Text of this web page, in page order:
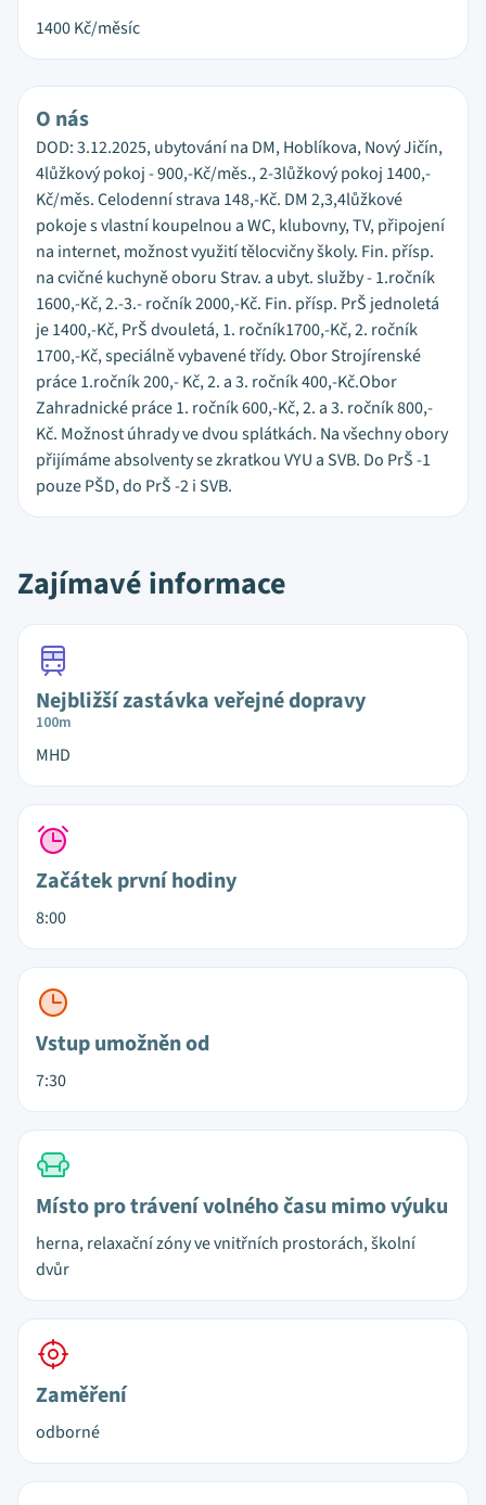
1400Kč/měsíc
O nás
DOD: 3.12.2025, ubytování na DM, Hoblíkova, Nový Jičín,
4lůžkový pokoj - 900,-Kč/měs., 2-3lůžkový pokoj 1400,-
Kč/měs. Celodenní strava 148,-Kč. DM 2,3,4lůžkové
pokoje s vlastní koupelnou a WC, klubovny, TV, připojení
na internet, možnost využití tělocvičny školy. Fin. přísp.
na cvičné kuchyně oboru Strav. a ubyt. služby - 1.ročník
1600,-Kč, 2.-3.- ročník 2000,-Kč. Fin. přísp. PrŠ jednoletá
je 1400,-Kč, PrŠ dvouletá, 1. ročník1700,-Kč, 2. ročník
1700,-Kč, speciálně vybavené třídy. Obor Strojírenské
práce 1.ročník 200,- Kč, 2. a 3. ročník 400,-Kč.Obor
Zahradnické práce 1. ročník 600,-Kč, 2. a 3. ročník 800,-
Kč. Možnost úhrady ve dvou splátkách. Na všechny obory
přijímáme absolventy se zkratkou VYU a SVB. Do PrŠ -1
pouze PŠD, do PrŠ -2 i SVB.
Zajímavé informace
Nejbližší zastávka veřejné dopravy
100m
MHD
Začátek první hodiny
8:00
Vstup umožněn od
7:30
Místo pro trávení volného času mimo výuku
herna, relaxační zóny ve vnitřních prostorách, školní
dvůr
Zaměření
odborné